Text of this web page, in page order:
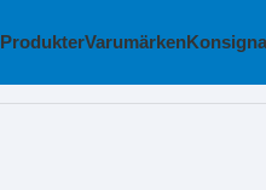
ProdukterVarumärken